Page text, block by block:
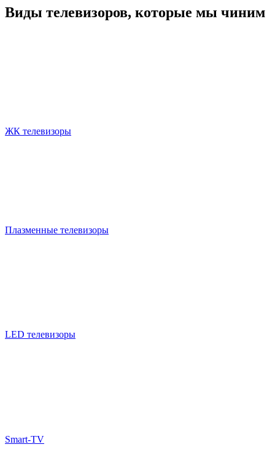
Виды телевизоров, которые мы чиним
ЖК телевизоры
Плазменные телевизоры
LED телевизоры
Smart-TV